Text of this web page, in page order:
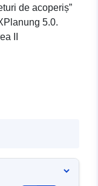
de acoperiș”
5.0.
II